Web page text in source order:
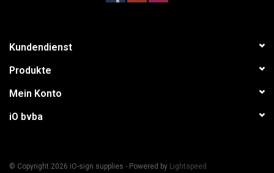
Kundendienst
Produkte
Mein Konto
iO bvba
© Copyright 2026 iO-sign supplies - Powered by Lightspeed